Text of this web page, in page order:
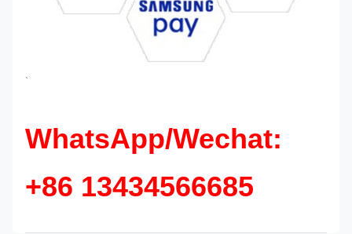
`
WhatsApp/Wechat:
+86 13434566685